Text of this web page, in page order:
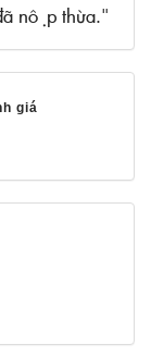
nộp thừa."
giá